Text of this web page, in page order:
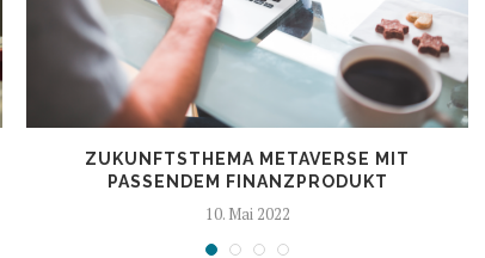
ZUKUNFTSTHEMA METAVERSE MIT
PASSENDEM FINANZPRODUKT
10. Mai 2022